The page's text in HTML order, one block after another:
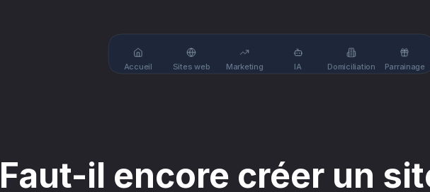
Accueil Sites web Marketing IA Domiciliation Parrainage
Faut-il encore créer un